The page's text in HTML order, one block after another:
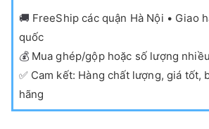
🚚 FreeShip các quận Hà Nội • Giao
quốc
💰 Mua ghép/gộp hoặc số lượng
✅ Cam kết: Hàng chất lượng, giá tốt,
hãng